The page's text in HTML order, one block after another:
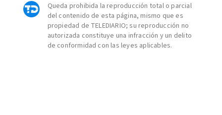
Queda prohibida la reproducción total o parcial
del contenido de esta página, mismo que es
propiedad de TELEDIARIO; su reproducción no
autorizada constituye una infracción y un delito
de conformidad con las leyes aplicables.